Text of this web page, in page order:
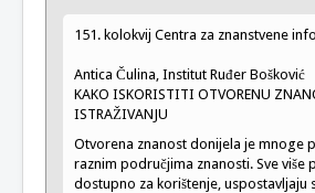
151. kolokvij Centra za znanstvene
Antica Čulina, Institut Ruđer Bošković
KAKO ISKORISTITI OTVORENU
ISTRAŽIVANJU
Otvorena znanost donijela je mnoge
raznim područjima znanosti. Sve više
dostupno za korištenje, uspostavljaju